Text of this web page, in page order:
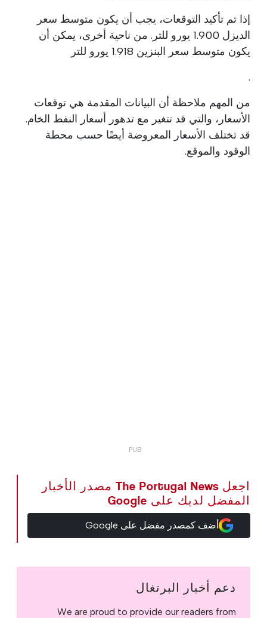
إذا تم تأكيد التوقعات، يجب أن يكون متوسط سعر
الديزل 1.900 يورو للتر. من ناحية أخرى، يمكن أن
يكون متوسط سعر البنزين 1.918 يورو للتر
.
من المهم ملاحظة أن البيانات المقدمة هي توقعات
الأسعار، والتي قد تتغير مع تدهور أسعار النفط الخام.
قد تختلف الأسعار المعروضة أيضًا حسب محطة
الوقود والموقع.
اجعل The Portugal News مصدر الأخبار
المفضل لديك على Google
أضف كمصدر مفضل على Google
دعم أخبار البرتغال
We are proud to provide our readers from